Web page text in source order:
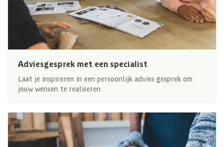
Adviesgesprek met een specialist
Laat je inspireren in een persoonlijk advies gesprek om
jouw wensen te realiseren